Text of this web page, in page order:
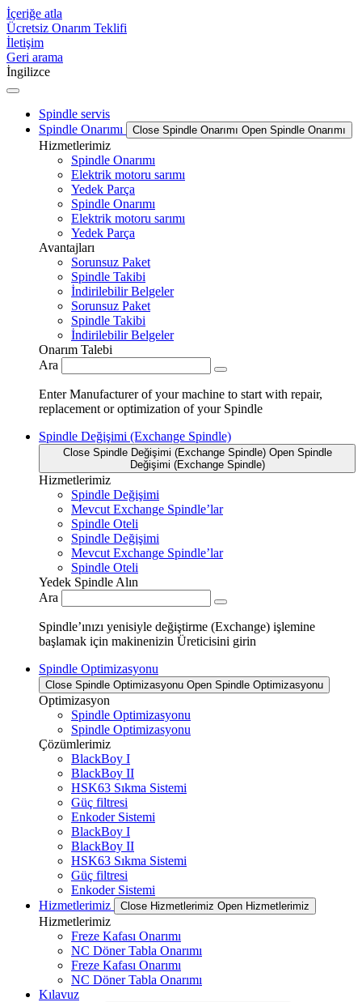
İçeriğe atla
Ücretsiz Onarım Teklifi
İletişim
Geri arama
İngilizce
Spindle servis
Spindle Onarımı
Close Spindle Onarımı Open Spindle Onarımı
Hizmetlerimiz
Spindle Onarımı
Elektrik motoru sarımı
Yedek Parça
Spindle Onarımı
Elektrik motoru sarımı
Yedek Parça
Avantajları
Sorunsuz Paket
Spindle Takibi
İndirilebilir Belgeler
Sorunsuz Paket
Spindle Takibi
İndirilebilir Belgeler
Onarım Talebi
Ara
Enter Manufacturer of your machine to start with repair,
replacement or optimization of your Spindle
Spindle Değişimi (Exchange Spindle)
Close Spindle Değişimi (Exchange Spindle) Open Spindle
Değişimi (Exchange Spindle)
Hizmetlerimiz
Spindle Değişimi
Mevcut Exchange Spindle’lar
Spindle Oteli
Spindle Değişimi
Mevcut Exchange Spindle’lar
Spindle Oteli
Yedek Spindle Alın
Ara
Spindle’ınızı yenisiyle değiştirme (Exchange) işlemine
başlamak için makinenizin Üreticisini girin
Spindle Optimizasyonu
Close Spindle Optimizasyonu Open Spindle Optimizasyonu
Optimizasyon
Spindle Optimizasyonu
Spindle Optimizasyonu
Çözümlerimiz
BlackBoy I
BlackBoy II
HSK63 Sıkma Sistemi
Güç filtresi
Enkoder Sistemi
BlackBoy I
BlackBoy II
HSK63 Sıkma Sistemi
Güç filtresi
Enkoder Sistemi
Hizmetlerimiz
Close Hizmetlerimiz Open Hizmetlerimiz
Hizmetlerimiz
Freze Kafası Onarımı
NC Döner Tabla Onarımı
Freze Kafası Onarımı
NC Döner Tabla Onarımı
Kılavuz